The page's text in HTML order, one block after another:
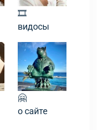
🎞
видосы
🤗
о сайте